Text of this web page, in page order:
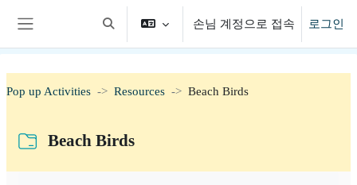
검색 입력 전환
손님 계정으로 접속 로그인
Pop up Activities Resources Beach Birds
Beach Birds